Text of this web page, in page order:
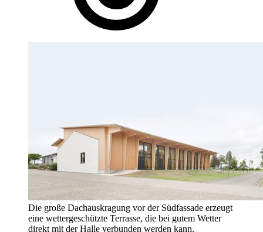
Die große Dachauskragung vor der Südfassade erzeugt
eine wettergeschützte Terrasse, die bei gutem Wetter
direkt mit der Halle verbunden werden kann.